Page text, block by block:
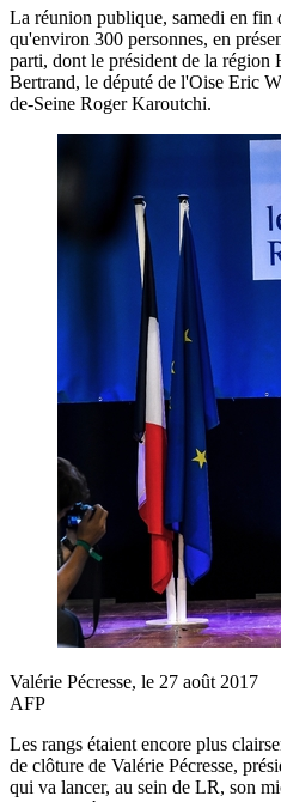
La réunion publique, samedi en fin
qu'environ 300 personnes, en
parti, dont le président de la région
Bertrand, le député de l'Oise Eric
de-Seine Roger Karoutchi.
Valérie Pécresse, le 27 août 2017
AFP
Les rangs étaient encore plus
de clôture de Valérie Pécresse,
qui va lancer, au sein de LR, son